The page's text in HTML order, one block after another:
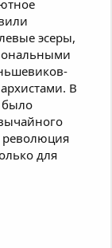
эсеры,
В
было
революция
для